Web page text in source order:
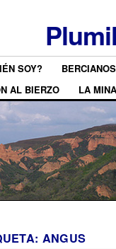
SOY?
AL BIERZO
LA MINA
ANGUS